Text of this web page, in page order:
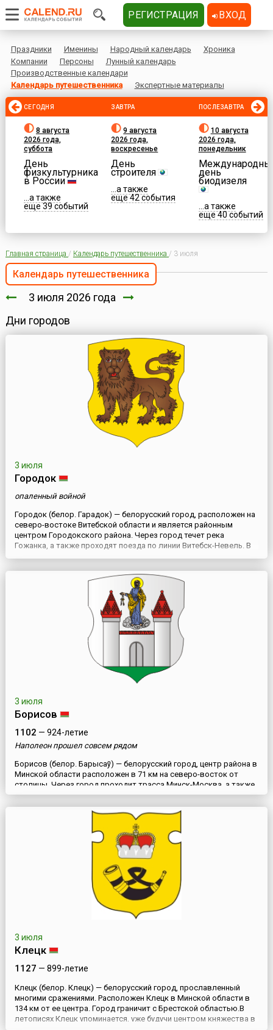
Праздники Именины Народный календарь
Хроника
Компании
Персоны
Лунный календарь
Производственные календари
Календарь путешественника
Экспертные материалы
СЕГОДНЯ
8 августа
2026 года,
суббота
День
физкультурника
в России
...а также
еще 39 событий
ЗАВТРА
9 августа
2026 года,
воскресенье
День
строителя
...а также
еще 42 события
ПОСЛЕЗАВТРА
10 августа
2026 года,
понедельник
день
биодизеля
...а также
еще 40 событий
Главная страница / Календарь путешественника / 3 июля
Календарь путешественника
3 июля 2026 года
Дни городов
3 июля
Городок
опаленный войной
Городок (белор. Гарадок) — белорусский город, расположен на
северо-востоке Витебской области и является районным
центром Городокского района. Через город течет река
Гожанка, а также проходят поезда по линии Витебск-Невель. В
впервые в летописях второй половины 13 века как «Городок
3 июля
Борисов
1102 — 924-летие
Наполеон прошел совсем рядом
Борисов (белор. Барысаў) — белорусский город, центр района в
Минской области расположен в 71 км на северо-восток от
столицы. Через город проходит трасса Минск-Москва, а также
железнодорожная линия Минск–Орша.Город Борисов основал
князь Борис Всеславович, после похода на ятвяг в 1102 году.
Город был поставлен на месте слияния рек Схи и Березины. В
1413 году Борисов становится центром Борисовско...
3 июля
Клецк
1127 — 899-летие
Клецк (белор. Клецк) — белорусский город, прославленный
многими сражениями. Расположен Клецк в Минской области в
134 км от ее центра. Город граничит с Брестской областью.В
летописях Клецк упоминается, уже будучи центром княжества в
РЕГИСТРАЦИЯ ВХОД